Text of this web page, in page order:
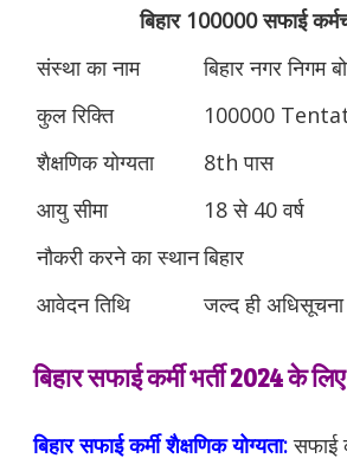
बिहार 100000 सफाई
संस्था का नाम
बिहार नगर निगम
कुल रिक्ति
100000
शैक्षणिक योग्यता
8th पास
आयु सीमा
18 से 40 वर्ष
नौकरी करने का स्थानबिहार
आवेदन तिथि
जल्‍द ही अधिसूचना
बिहार सफाई कर्मी भर्ती 2024 के
बिहार सफाई कर्मीशैक्षणिक योग्यता:सफाई